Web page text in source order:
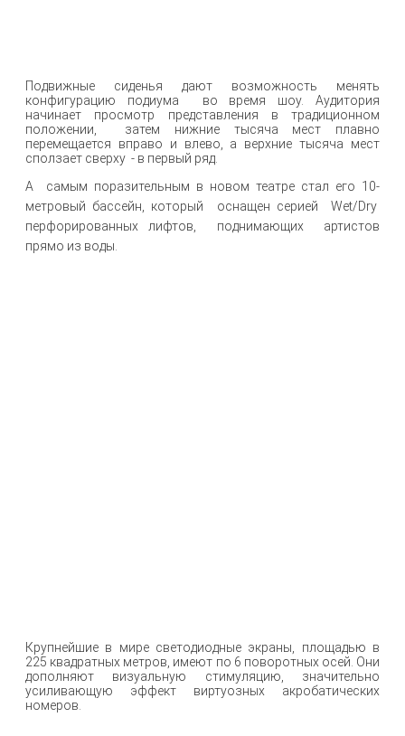
Подвижные сиденья дают возможность менять
конфигурацию подиума во время шоу. Аудитория
начинает просмотр представления в традиционном
положении, затем нижние тысяча мест плавно
перемещается вправо и влево, а верхние тысяча мест
сползает сверху - в первый ряд.
А самым поразительным в новом театре стал его 10-
метровый бассейн, который оснащен серией Wet/Dry
перфорированных лифтов, поднимающих артистов
прямо из воды.
Крупнейшие в мире светодиодные экраны, площадью в
225 квадратных метров, имеют по 6 поворотных осей. Они
дополняют визуальную стимуляцию, значительно
усиливающую эффект виртуозных акробатических
номеров.